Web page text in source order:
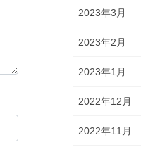
2023年3月
2023年2月
2023年1月
2022年12月
2022年11月